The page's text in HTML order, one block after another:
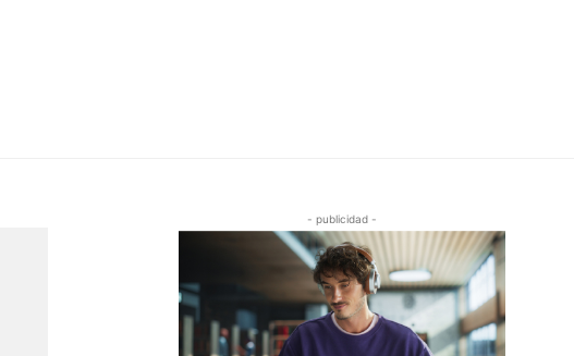
- publicidad -